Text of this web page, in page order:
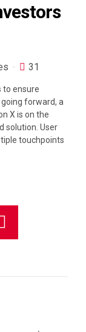
31
to ensure
forward, a
X is on the
solution. User
touchpoints